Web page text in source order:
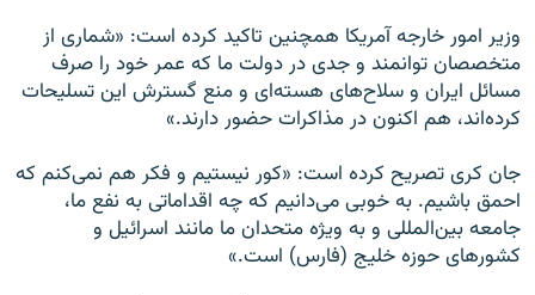
وزير امور خارجه آمريکا همچنين تاکيد کرده است: «شماری از
متخصصان توانمند و جدی در دولت ما که عمر خود را صرف
مسائل ايران و سلاح‌های هسته‌ای و منع گسترش اين تسليحات
کرده‌اند، هم اکنون در مذاکرات حضور دارند.»
جان کری تصريح کرده است: «کور نيستيم و فکر هم نمی‌کنم که
احمق باشيم. به خوبی می‌دانيم که چه اقداماتی به نفع ما،
جامعه بين‌المللی و به ويژه متحدان ما مانند اسرائيل و
کشورهای حوزه خليج (فارس) است.»